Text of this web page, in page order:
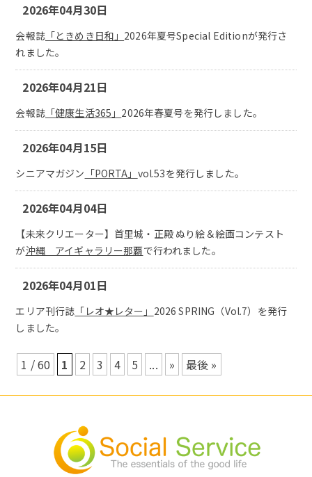
2026年04月30日
会報誌「ときめき日和」 2026年夏号Special Editionが発行さ
れました。
2026年04月21日
会報誌「健康生活365」 2026年春夏号を発行しました。
2026年04月15日
シニアマガジン 「PORTA」 vol.53を発行しました。
2026年04月04日
【未来クリエーター】首里城・正殿 ぬり絵＆絵画コンテスト
が沖縄 アイギャラリー那覇で行われました。
2026年04月01日
エリア刊行誌 「レオ★レター」 2026 SPRING（Vol.7）を発行
しました。
1 / 60 1 2 3 4 5 ... » 最後 »